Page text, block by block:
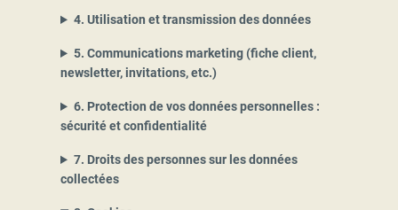
4. Utilisation et transmission des données
5. Communications marketing (fiche client,
newsletter, invitations, etc.)
6. Protection de vos données personnelles :
sécurité et confidentialité
7. Droits des personnes sur les données
collectées